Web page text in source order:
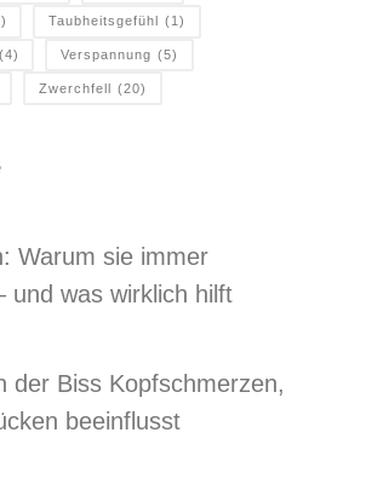
Taubheitsgefühl (1)
(4) Verspannung (5)
Zwerchfell (20)
Warum sie immer
und was wirklich hilft
der Biss Kopfschmerzen,
beeinflusst